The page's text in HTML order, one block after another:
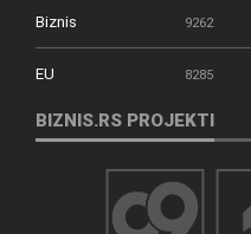
Biznis 9262
EU 8285
BIZNIS.RS PROJEKTI